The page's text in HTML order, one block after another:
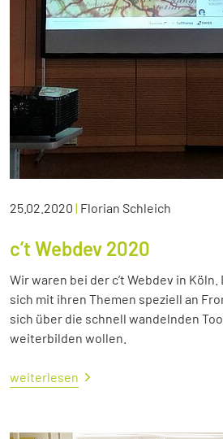
25.02.2020 | Florian Schleich
c’t Webdev 2020
Wir waren bei der c’t Webdev in
sich mit ihren Themen speziell an
sich über die schnell wandelnden
weiterbilden wollen.
weiterlesen